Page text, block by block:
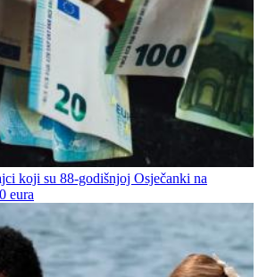
koji su 88-godišnjoj Osječanki na
eura